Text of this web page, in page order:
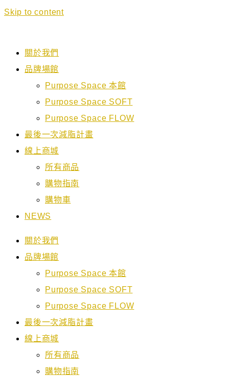
Skip to content
關於我們
品牌場館
Purpose Space 本館
Purpose Space SOFT
Purpose Space FLOW
最後一次減脂計畫
線上商城
所有商品
購物指南
購物車
NEWS
關於我們
品牌場館
Purpose Space 本館
Purpose Space SOFT
Purpose Space FLOW
最後一次減脂計畫
線上商城
所有商品
購物指南